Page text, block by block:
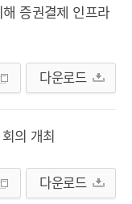
증권결제 인프라
다운로드
의 개최
다운로드